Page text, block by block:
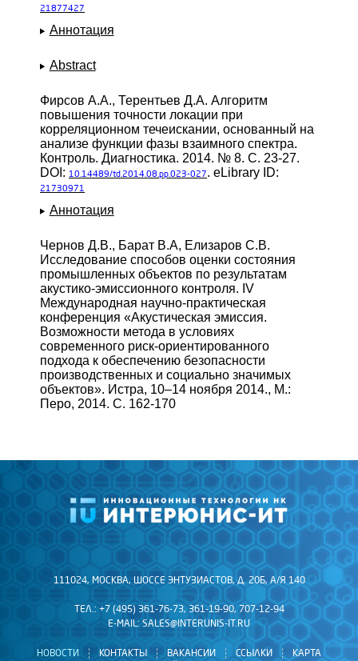
21877427
Аннотация
Abstract
Фирсов А.А., Терентьев Д.А. Алгоритм
повышения точности локации при
корреляционном течеискании, основанный на
анализе функции фазы взаимного спектра.
Контроль. Диагностика. 2014. № 8. С. 23-27.
DOI: 10.14489/td.2014.08.pp.023-027. eLibrary ID:
21730971
Аннотация
Чернов Д.В., Барат В.А, Елизаров С.В.
Исследование способов оценки состояния
промышленных объектов по результатам
акустико-эмиссионного контроля. IV
Международная научно-практическая
конференция «Акустическая эмиссия.
Возможности метода в условиях
современного риск-ориентированного
подхода к обеспечению безопасности
производственных и социально значимых
объектов». Истра, 10–14 ноября 2014., М.:
Перо, 2014. С. 162-170
НОВОСТИ КОНТАКТЫ ВАКАНСИИ ССЫЛКИ
КАРТА
111024, МОСКВА, ШОССЕ ЭНТУЗИАСТОВ, Д. 20Б, А/Я 140
ТЕЛ.: +7 (495) 361-76-73, 361-19-90, 707-12-94
E-MAIL: SALES@INTERUNIS-IT.RU